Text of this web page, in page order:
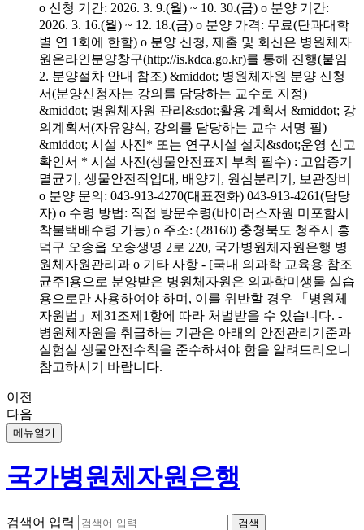
o 신청 기간: 2026. 3. 9.(월) ~ 10. 30.(금) o 분양 기간:
2026. 3. 16.(월) ~ 12. 18.(금) o 분양 가격: 무료(단과대학
별 연 1회에 한함) o 분양 신청, 제출 및 회신은 병원체자
원온라인분양창구(http://is.kdca.go.kr)를 통해 진행(붙임
2. 분양절차 안내 참조) &middot; 병원체자원 분양 신청
서(분양신청자는 강의를 담당하는 교수로 지정)
&middot; 병원체자원 관리&sdot;활용 계획서 &middot; 강
의계획서(자유양식, 강의를 담당하는 교수 서명 필)
&middot; 시설 사진* 또는 연구시설 설치&sdot;운영 신고
확인서 * 시설 사진(생물안전표지 부착 필수) : 고압증기
멸균기, 생물안전작업대, 배양기, 원심분리기, 보관장비
o 분양 문의: 043-913-4270(대표전화) 043-913-4261(담당
자) o 수령 방법: 직접 방문수령(바이러스자원 미포함시
착불택배수령 가능) o 주소: (28160) 충청북도 청주시 흥
덕구 오송읍 오송생명 2로 220, 국가병원체자원은행 병
원체자원관리과 o 기타 사항 - [국내 의과학 교육용 참조
균주]용으로 분양받은 병원체자원은 의과학미생물 실습
용으로만 사용하여야 하며, 이를 위반할 경우 「병원체
자원법」제31조제1항에 따라 처벌받을 수 있습니다. -
병원체자원을 취급하는 기관은 아래의 안전관리기준과
실험실 생물안전수칙을 준수하셔야 함을 알려드리오니
참고하시기 바랍니다.
이전
다음
메뉴열기
국가병원체자원은행
검색어 입력